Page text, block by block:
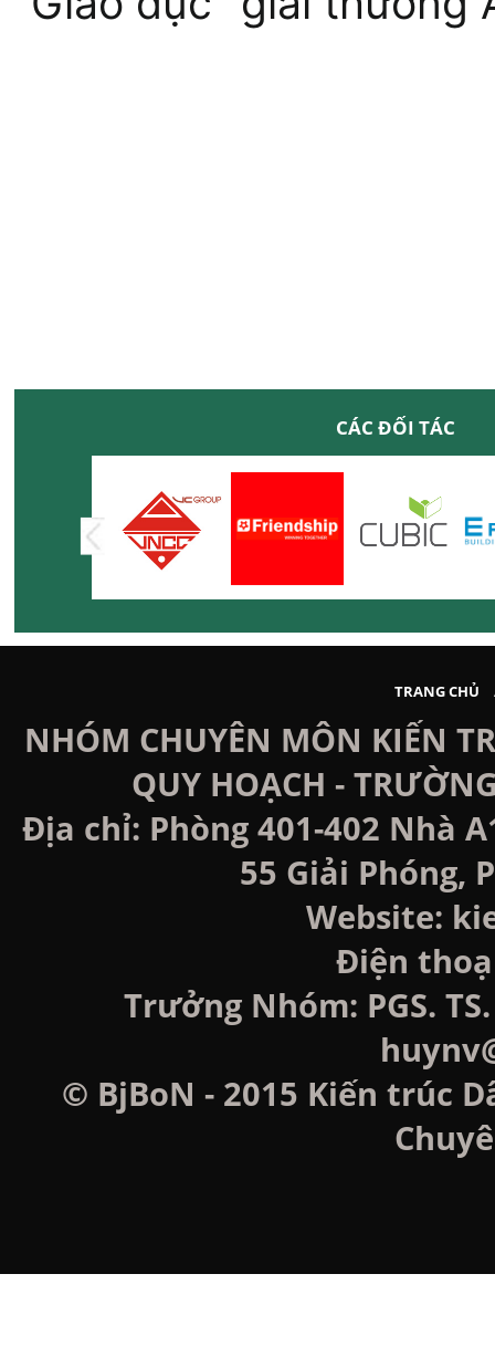
CÁC ĐỐI TÁC
TRANG CHỦ
NHÓM CHUYÊN MÔN KIẾN
QUY HOẠCH -
Địa chỉ: Phòng 401-402 Nhà
55 Giải Phóng,
Website:
Điện
Trưởng Nhóm: PGS.
© BjBoN - 2015 Kiến trúc